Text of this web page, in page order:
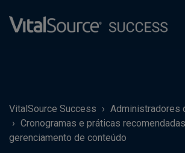
VitalSource Success
Administradores
Cronogramas e práticas
gerenciamento de conteúdo